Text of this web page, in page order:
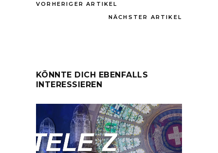
VORHERIGER ARTIKEL
NÄCHSTER ARTIKEL
KÖNNTE DICH EBENFALLS
INTERESSIEREN